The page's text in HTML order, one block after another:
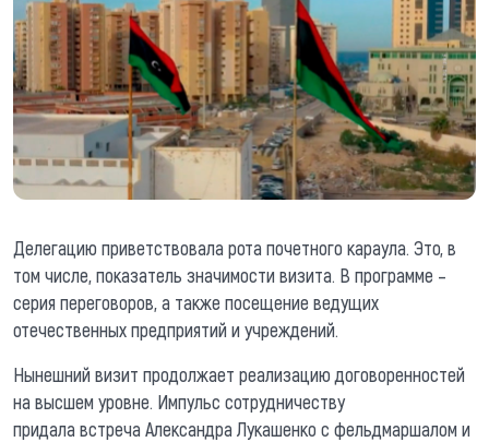
Делегацию приветствовала рота почетного караула. Это, в
том числе, показатель значимости визита. В программе –
серия переговоров, а также посещение ведущих
отечественных предприятий и учреждений.
Нынешний визит продолжает реализацию договоренностей
на высшем уровне. Импульс сотрудничеству
придала встреча Александра Лукашенко с фельдмаршалом и